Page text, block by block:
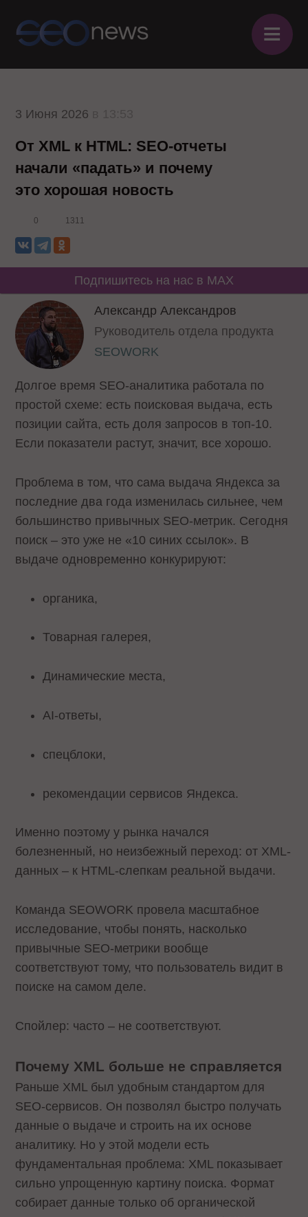
≡
3 Июня 2026
От XML к HTML: SEO-отчеты
начали «падать» и почему
это хорошая новость
0 1311
Подпишитесь на нас в MAX
Александр Александров
Руководитель отдела продукта
SEOWORK
Долгое время SEO-аналитика работала по
простой схеме: есть поисковая выдача, есть
позиции сайта, есть доля запросов в топ-10.
Если показатели растут, значит, все хорошо.
Проблема в том, что сама выдача Яндекса за
последние два года изменилась сильнее, чем
большинство привычных SEO-метрик. Сегодня
поиск – это уже не «10 синих ссылок». В
выдаче одновременно конкурируют:
органика,
Товарная галерея,
Динамические места,
AI-ответы,
спецблоки,
рекомендации сервисов Яндекса.
Именно поэтому у рынка начался
болезненный, но неизбежный переход: от XML-
данных – к HTML-слепкам реальной выдачи.
Команда SEOWORK провела масштабное
исследование, чтобы понять, насколько
привычные SEO-метрики вообще
соответствуют тому, что пользователь видит в
поиске на самом деле.
Спойлер: часто – не соответствуют.
Почему XML больше не справляется
Раньше XML был удобным стандартом для
SEO-сервисов. Он позволял быстро получать
данные о выдаче и строить на их основе
аналитику. Но у этой модели есть
фундаментальная проблема: XML показывает
сильно упрощенную картину поиска. Формат
собирает данные только об органической